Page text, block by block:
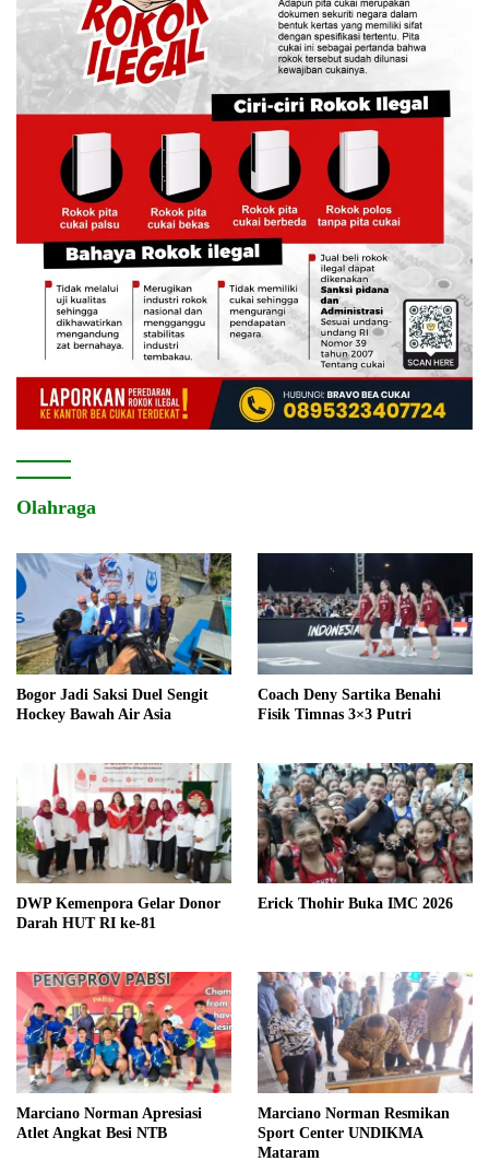
Olahraga
Bogor Jadi Saksi Duel Sengit
Hockey Bawah Air Asia
Coach Deny Sartika Benahi
Fisik Timnas 3×3 Putri
DWP Kemenpora Gelar Donor
Darah HUT RI ke-81
Erick Thohir Buka IMC 2026
Marciano Norman Apresiasi
Atlet Angkat Besi NTB
Marciano Norman Resmikan
Sport Center UNDIKMA
Mataram